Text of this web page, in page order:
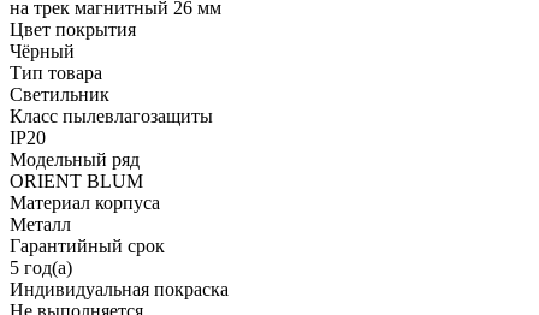
на трек магнитный 26 мм
Цвет покрытия
Чёрный
Тип товара
Светильник
Класс пылевлагозащиты
IP20
Модельный ряд
ORIENT BLUM
Материал корпуса
Металл
Гарантийный срок
5 год(а)
Индивидуальная покраска
Не выполняется